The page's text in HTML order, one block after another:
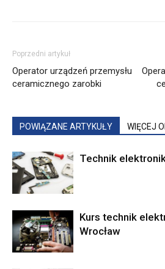
Poprzedni artykuł
Operator urządzeń przemysłu
ceramicznego zarobki
POWIĄZANE ARTYKUŁY WIĘCEJ
Technik
Kurs technik
Wrocław